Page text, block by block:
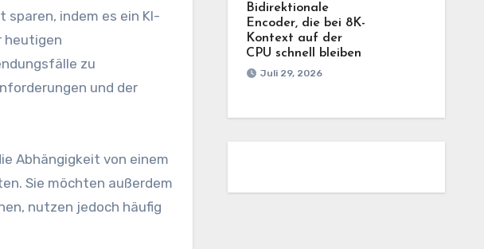
indem es ein KI-
heutigen
zu
und der
Abhängigkeit von einem
Sie möchten außerdem
nutzen jedoch häufig
Bidirektionale
Encoder, die bei 8K-
Kontext auf der
CPU schnell bleiben
Juli 29, 2026